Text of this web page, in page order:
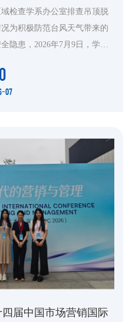
检查学系办公室排查吊顶脱
为积极防范台风天气带来的
隐患，2026年7月9日，学院
，副院长江红艳、王德鲁、
中心主任张晓强等组成专项
07
届中国市场营销国际